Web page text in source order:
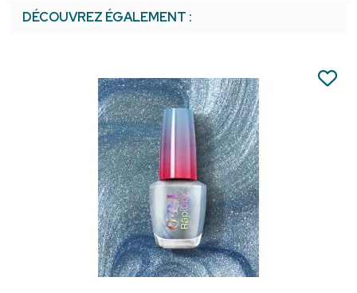
DÉCOUVREZ ÉGALEMENT :